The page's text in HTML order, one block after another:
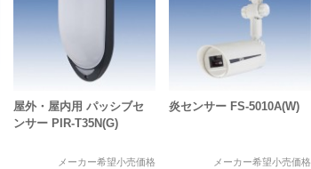
屋外・屋内用 パッシブセ
ンサー PIR-T35N(G)
メーカー希望小売価格
炎センサー FS-5010A(W)
メーカー希望小売価格